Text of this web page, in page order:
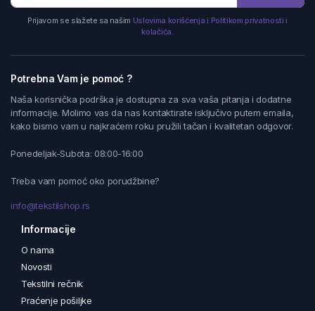
Prijavom se slažete sa našim Uslovima korišćenja i Politikom privatnosti i
kolačića.
Potrebna Vam je pomoć ?
Naša korisnička podrška je dostupna za sva vaša pitanja i dodatne
informacije. Molimo vas da nas kontaktirate isključivo putem emaila,
kako bismo vam u najkraćem roku pružili tačan i kvalitetan odgovor.
Ponedeljak-Subota: 08:00-16:00
Treba vam pomoć oko porudžbine?
info@tekstilshop.rs
Informacije
O nama
Novosti
Tekstilni rečnik
Praćenje pošiljke